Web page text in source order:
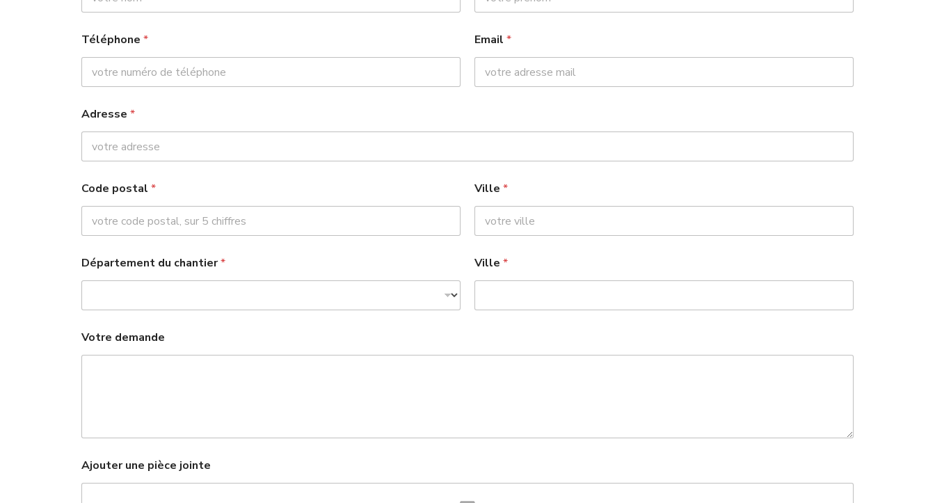
Téléphone * Email *
Adresse *
o
d
M
c
h
i
e
Code postal * Ville *
Département du chantier* Ville *
Votre demande
Ajouter une pièce jointe